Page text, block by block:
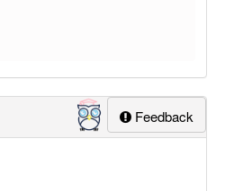
Feedback